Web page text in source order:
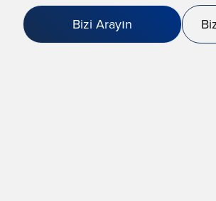
Bizi Arayın